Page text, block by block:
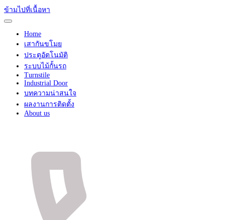
ข้ามไปที่เนื้อหา
Home
เสากันขโมย
ประตูอัตโนมัติ
ระบบไม้กั้นรถ
Turnstile
Industrial Door
บทความน่าสนใจ
ผลงานการติดตั้ง
About us